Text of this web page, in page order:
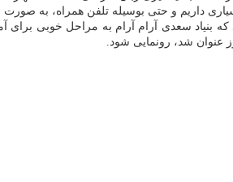
داریم و حتی بوسیله تلفن همراه، به
بنیاد سعدی آرام آرام به مراحل خوبی
عنوان شد، رونمایی شود.